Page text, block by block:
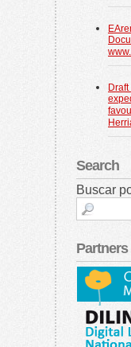
Search
Buscar
Partners